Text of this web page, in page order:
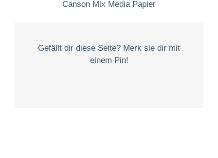
Canson Mix Media Papier